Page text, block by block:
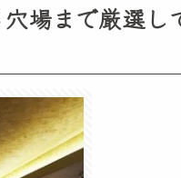
場まで厳選し